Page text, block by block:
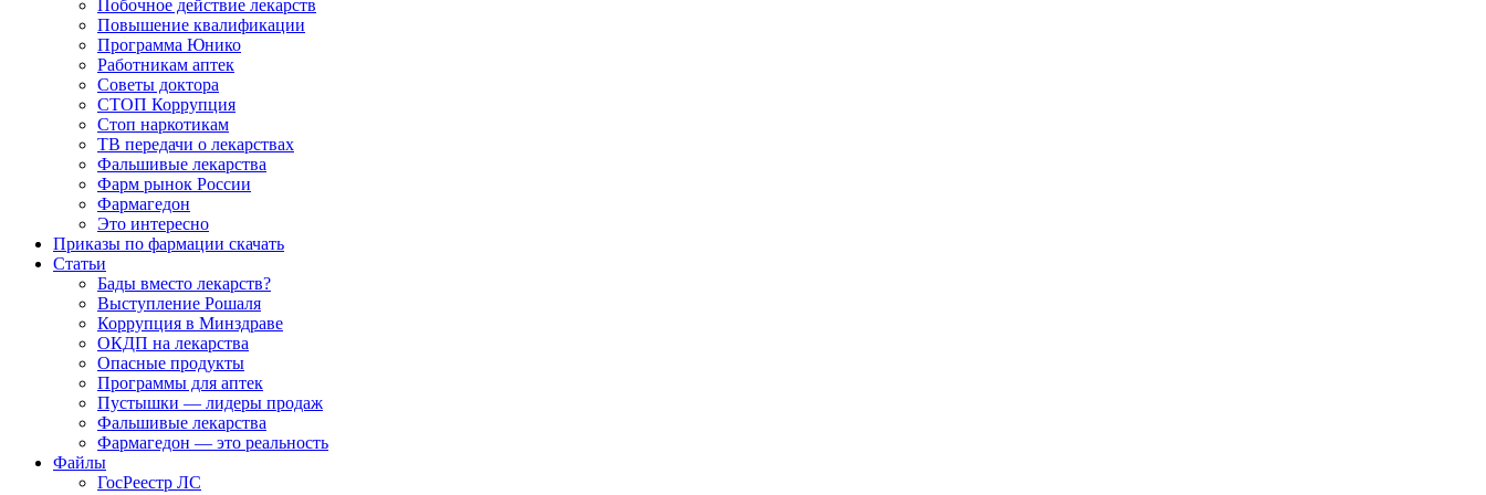
Побочное действие лекарств
Повышение квалификации
Программа Юнико
Работникам аптек
Советы доктора
СТОП Коррупция
Стоп наркотикам
ТВ передачи о лекарствах
Фальшивые лекарства
Фарм рынок России
Фармагедон
Это интересно
Приказы по фармации скачать
Статьи
Бады вместо лекарств?
Выступление Рошаля
Коррупция в Минздраве
ОКДП на лекарства
Опасные продукты
Программы для аптек
Пустышки — лидеры продаж
Фальшивые лекарства
Фармагедон — это реальность
Файлы
ГосРеестр ЛС